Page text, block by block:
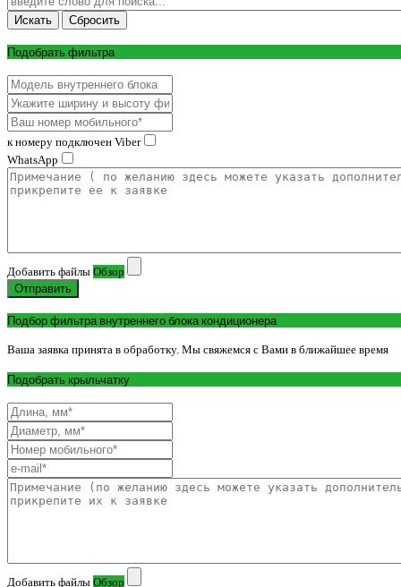
Подобрать фильтра
к номеру подключен Viber
WhatsApp
Добавить файлы Обзор
Отправить
Подбор фильтра внутреннего блока кондиционера
Ваша заявка принята в обработку. Мы свяжемся с Вами в ближайшее время
Подобрать крыльчатку
Добавить файлы Обзор